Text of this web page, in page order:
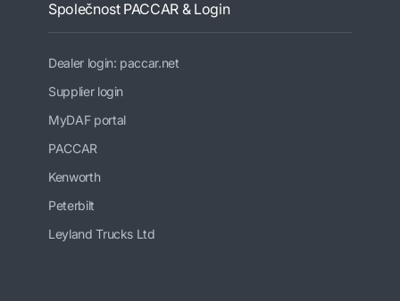
Společnost PACCAR & Login
Dealer login: paccar.net
Supplier login
MyDAF portal
PACCAR
Kenworth
Peterbilt
Leyland Trucks Ltd